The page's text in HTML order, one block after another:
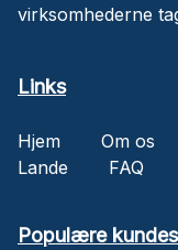
virksomhederne
Links
Hjem Om os
Lande
FAQ
Populære